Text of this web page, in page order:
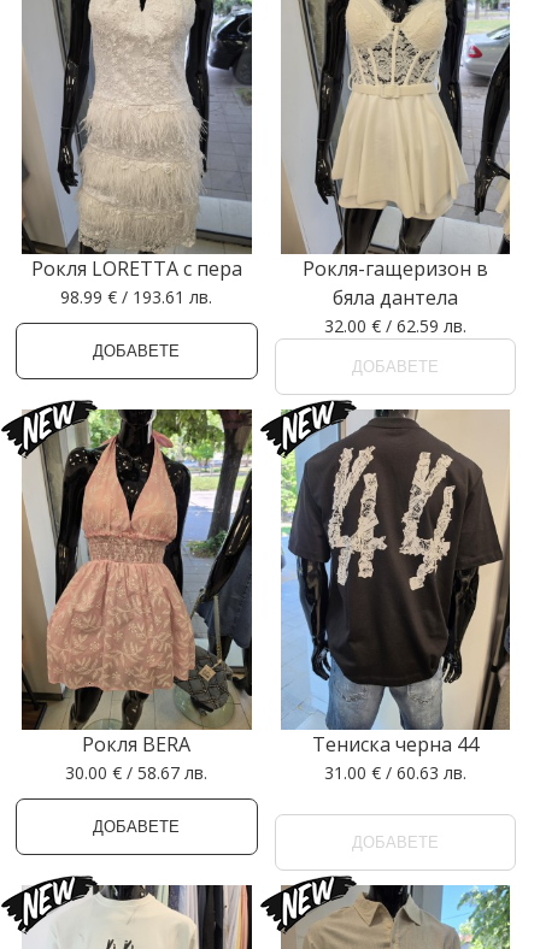
Рокля LORETTA с пера
98.99 € / 193.61 лв.
ДОБАВЕТЕ
Рокля-гащеризон в
бяла дантела
32.00 € / 62.59 лв.
ДОБАВЕТЕ
Рокля BERA
30.00 € / 58.67 лв.
ДОБАВЕТЕ
Тениска черна 44
31.00 € / 60.63 лв.
ДОБАВЕТЕ